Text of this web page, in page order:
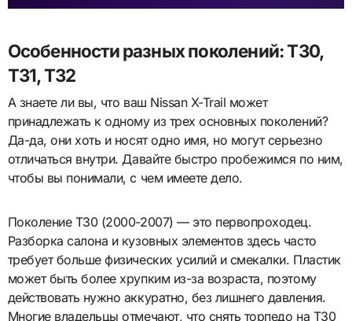
Особенности разных поколений: T30,
T31, T32
А знаете ли вы, что ваш Nissan X-Trail может
принадлежать к одному из трех основных поколений?
Да-да, они хоть и носят одно имя, но могут серьезно
отличаться внутри. Давайте быстро пробежимся по ним,
чтобы вы понимали, с чем имеете дело.
Поколение T30 (2000-2007) — это первопроходец.
Разборка салона и кузовных элементов здесь часто
требует больше физических усилий и смекалки. Пластик
может быть более хрупким из-за возраста, поэтому
действовать нужно аккуратно, без лишнего давления.
Многие владельцы отмечают, что снять торпедо на T30